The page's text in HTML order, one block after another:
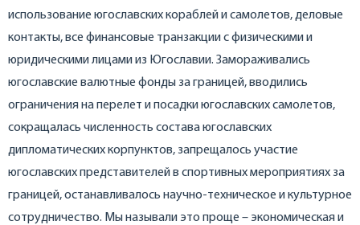
использование югославских кораблей и самолетов, деловые
контакты, все финансовые транзакции с физическими и
юридическими лицами из Югославии. Замораживались
югославские валютные фонды за границей, вводились
ограничения на перелет и посадки югославских самолетов,
сокращалась численность состава югославских
дипломатических корпунктов, запрещалось участие
югославских представителей в спортивных мероприятиях за
границей, останавливалось научно-техническое и культурное
сотрудничество. Мы называли это проще – экономическая и